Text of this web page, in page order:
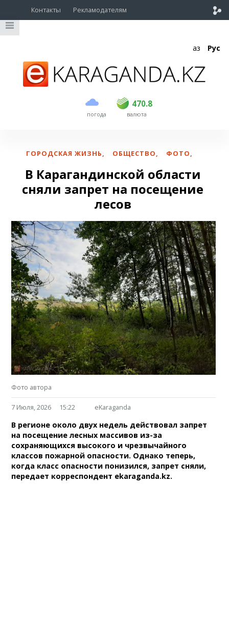
Контакты Рекламодателям
Қаз Рус
погода
470.8
USD 468.5 470.8
EUR валюта
ГОРОДСКАЯ ЖИЗНЬ, ОБЩЕСТВО, ФОТО,
В Карагандинской области
сняли запрет на посещение
лесов
Фото автора
7 Июля, 2026 15:22 eKaraganda
В регионе около двух недель действовал запрет
на посещение лесных массивов из-за
сохраняющихся высокого и чрезвычайного
классов пожарной опасности. Однако теперь,
когда класс опасности понизился, запрет сняли,
передает корреспондент ekaraganda.kz.